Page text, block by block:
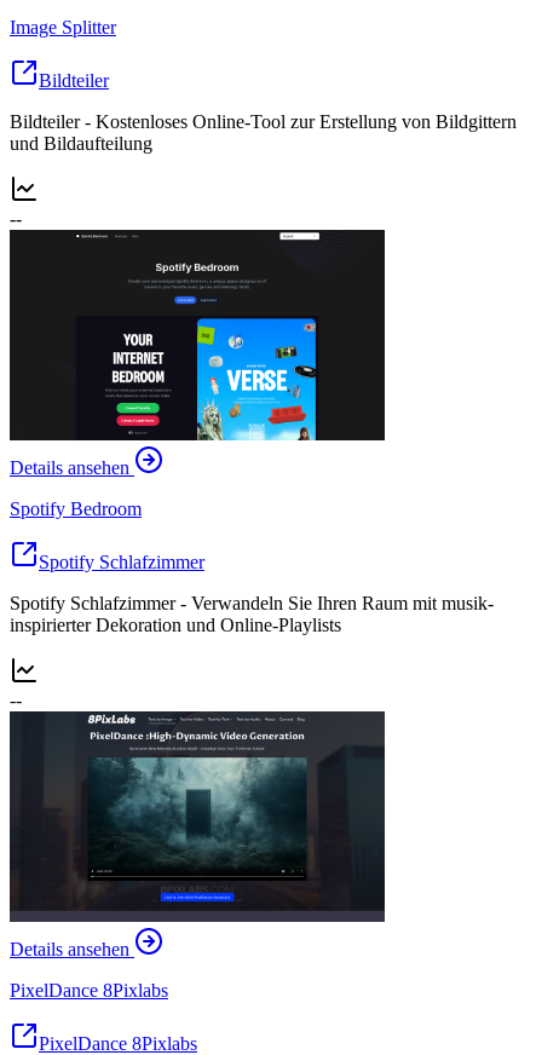
Image Splitter
Bildteiler
Bildteiler - Kostenloses Online-Tool zur Erstellung von Bildgittern
und Bildaufteilung
--
Details ansehen
Spotify Bedroom
Spotify Schlafzimmer
Spotify Schlafzimmer - Verwandeln Sie Ihren Raum mit musik-
inspirierter Dekoration und Online-Playlists
--
Details ansehen
PixelDance 8Pixlabs
PixelDance 8Pixlabs